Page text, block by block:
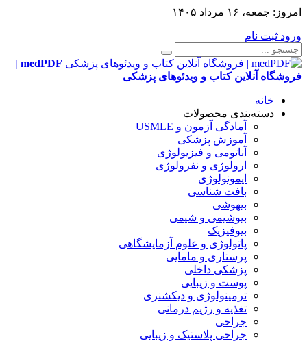
امروز: جمعه، ۱۶ مرداد ۱۴۰۵
ورود ثبت نام
medPDF |
فروشگاه آنلاین کتاب و ویدئوهای پزشکی
خانه
دسته‌بندی محصولات
آمادگی آزمون و USMLE
آموزش پزشکی
آناتومی و فیزیولوژی
ارولوژی و نفرولوژی
ایمونولوژی
بافت شناسی
بیهوشی
بیوشیمی و شیمی
بیوفیزیک
پاتولوژی و علوم آزمایشگاهی
پرستاری و مامایی
پزشکی داخلی
پوست و زیبایی
ترمینولوژی و دیکشنری
تغذیه و رژیم درمانی
جراحی
جراحی پلاستیک و زیبایی